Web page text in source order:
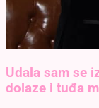
Udala sam se
dolaze i tuđa